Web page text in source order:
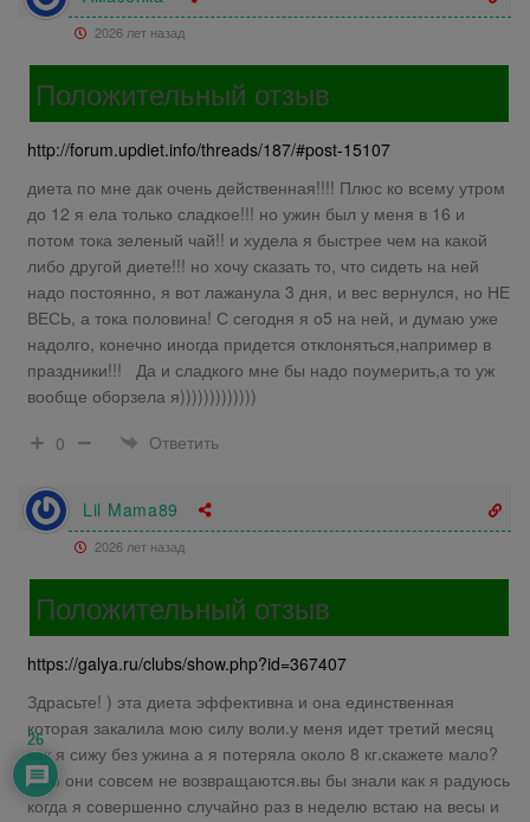
2026 лет назад
Положительный отзыв
http://forum.updiet.info/threads/187/#post-15107
диета по мне дак очень действенная!!!! Плюс ко всему утром
до 12 я ела только сладкое!!! но ужин был у меня в 16 и
потом тока зеленый чай!! и худела я быстрее чем на какой
либо другой диете!!! но хочу сказать то, что сидеть на ней
надо постоянно, я вот лажанула 3 дня, и вес вернулся, но НЕ
ВЕСЬ, а тока половина! С сегодня я о5 на ней, и думаю уже
надолго, конечно иногда придется отклоняться,например в
праздники!!! Да и сладкого мне бы надо поумерить,а то уж
вообще оборзела я)))))))))))))
0
Ответить
Lil Mama89
2026 лет назад
Положительный отзыв
https://galya.ru/clubs/show.php?id=367407
Здрасьте! ) эта диета эффективна и она единственная
которая закалила мою силу воли.у меня идет третий месяц
как я сижу без ужина а я потеряла около 8 кг.скажете мало?
зато они совсем не возвращаются.вы бы знали как я радуюсь
когда я совершенно случайно раз в неделю встаю на весы и
26